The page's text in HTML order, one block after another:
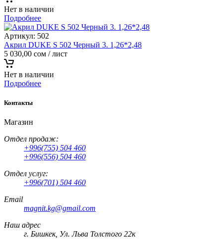
Нет в наличии
Подробнее
Артикул: 502
Акрил DUKE S 502 Черный 3. 1,26*2,48
5 030,00 сом / лист
Нет в наличии
Подробнее
Контакты
Магазин
Отдел продаж:
+996(755) 504 460
+996(556) 504 460
Отдел услуг:
+996(701) 504 460
Email
magnit.kg@gmail.com
Наш адрес
г. Бишкек, Ул. Льва Толстого 22к